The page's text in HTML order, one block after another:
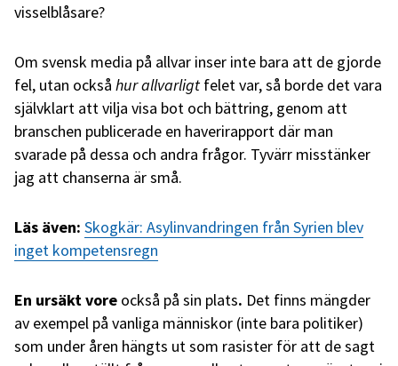
visselblåsare?
Om svensk media på allvar inser inte bara att de gjorde
fel, utan också hur allvarligt felet var, så borde det vara
självklart att vilja visa bot och bättring, genom att
branschen publicerade en haverirapport där man
svarade på dessa och andra frågor. Tyvärr misstänker
jag att chanserna är små.
Läs även: Skogkär: Asylinvandringen från Syrien blev
inget kompetensregn
En ursäkt vore också på sin plats. Det finns mängder
av exempel på vanliga människor (inte bara politiker)
som under åren hängts ut som rasister för att de sagt